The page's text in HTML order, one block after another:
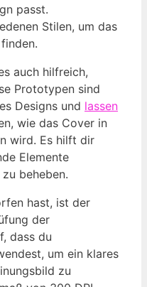
passt.
Stilen, um das
auch hilfreich,
Prototypen sind
Designs und lassen
wie das Cover in
wird. Es hilft dir
Elemente
beheben.
hast, ist der
der
dass du
um ein klares
zu